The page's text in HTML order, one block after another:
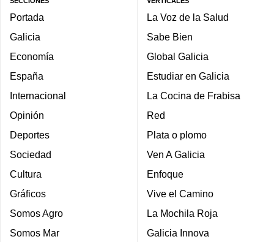
Portada
Galicia
Economía
España
Internacional
Opinión
Deportes
Sociedad
Cultura
Gráficos
Somos Agro
Somos Mar
La Voz de la Salud
Sabe Bien
Global Galicia
Estudiar en Galicia
La Cocina de Frabisa
Red
Plata o plomo
Ven A Galicia
Enfoque
Vive el Camino
La Mochila Roja
Galicia Innova